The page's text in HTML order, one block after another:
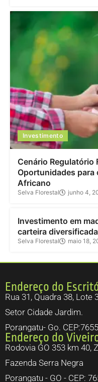
Investimento
Cenário Regulatório
Oportunidades para
Africano
Selva Florestal junho 4,
Investimento
Investimento em
carteira
Selva Florestal maio 18,
Endereço do
Rua 31, Quadra 38, Lote
Setor Cidade Jardim.
Porangatu- Go.
Endereço do
Rodovia GO 353 km 40,
Fazenda Serra Negra
Porangatu - GO - CEP: